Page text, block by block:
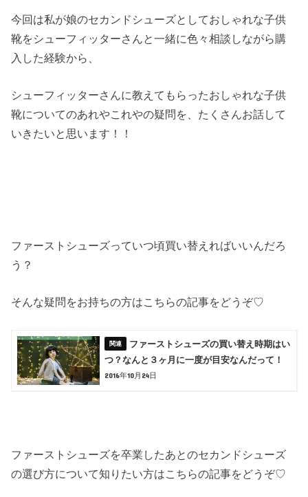
今回は私が娘のセカンドシューズとしておしゃれな子供
靴をシューフィッターさんと一緒に色々相談しながら購
入した経験から、
シューフィッターさんに教えてもらったおしゃれな子供
靴についてのあれやこれやの疑問を、たくさんお話して
いきたいと思います！！
ファーストシューズっていつ頃買い替えればいいんだろ
う？
そんな疑問をお持ちの方はこちらの記事をどうぞ♡
ファーストシューズの買い替え時期はい
つ？なんと３ヶ月に一度が目安なんだって！
2016年10月24日
ファーストシューズを卒業したあとのセカンドシューズ
の選び方について知りたい方はこちらの記事をどうぞ♡